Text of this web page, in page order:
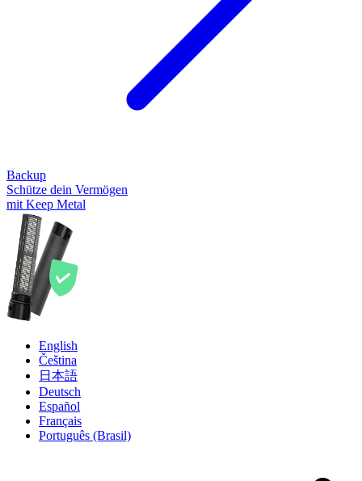
Backup
Schütze dein Vermögen
mit Keep Metal
English
Čeština
日本語
Deutsch
Español
Français
Português (Brasil)